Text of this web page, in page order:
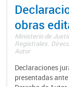
obras
Ministerio de
Registrales.
Autor
Declaraciones
presentadas